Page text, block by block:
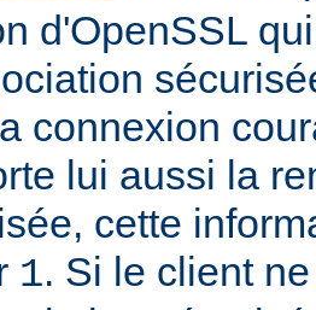
d'OpenSSL
connexion
lui aussi la
cette
1. Si le client